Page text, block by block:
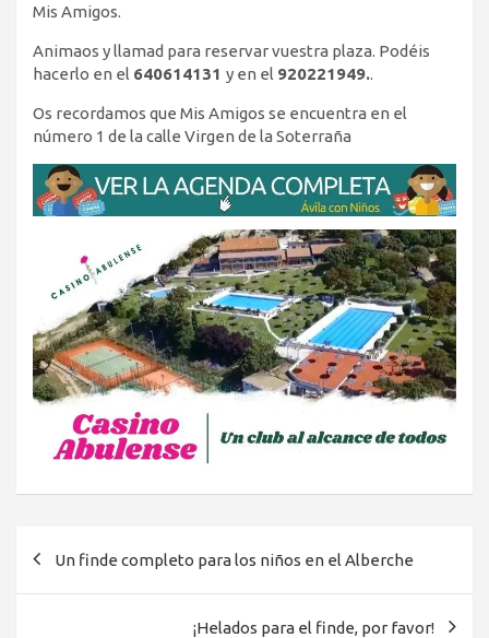
Mis Amigos.
Animaos y llamad para reservar vuestra plaza. Podéis
hacerlo en el 640614131 y en el 920221949..
Os recordamos que Mis Amigos se encuentra en el
número 1 de la calle Virgen de la Soterraña
Un finde completo para los niños en el Alberche
¡Helados para el finde, por favor!